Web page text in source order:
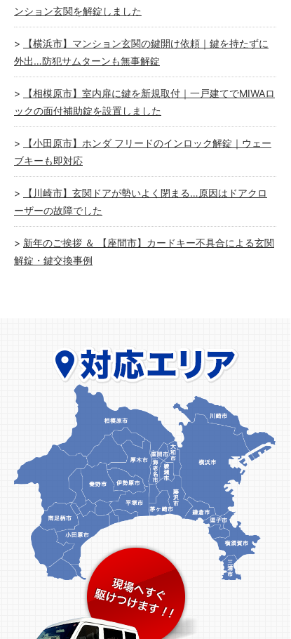
ンション玄関を解錠しました
【横浜市】マンション玄関の鍵開け依頼｜鍵を持たずに
外出…防犯サムターンも無事解錠
【相模原市】室内扉に鍵を新規取付｜一戸建てでMIWAロ
ックの面付補助錠を設置しました
【小田原市】ホンダ フリードのインロック解錠｜ウェー
ブキーも即対応
【川崎市】玄関ドアが勢いよく閉まる…原因はドアクロ
ーザーの故障でした
新年のご挨拶 ＆ 【座間市】カードキー不具合による玄関
解錠・鍵交換事例